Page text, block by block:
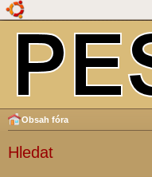
Obsah fóra
Hledat